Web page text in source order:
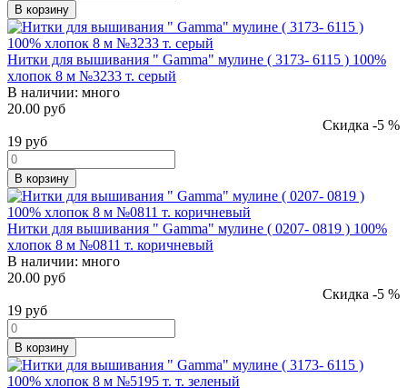
В корзину
Нитки для вышивания " Gamma" мулине ( 3173- 6115 ) 100%
хлопок 8 м №3233 т. серый
В наличии: много
20.00 руб
Скидка -5 %
19 руб
В корзину
Нитки для вышивания " Gamma" мулине ( 0207- 0819 ) 100%
хлопок 8 м №0811 т. коричневый
В наличии: много
20.00 руб
Скидка -5 %
19 руб
В корзину